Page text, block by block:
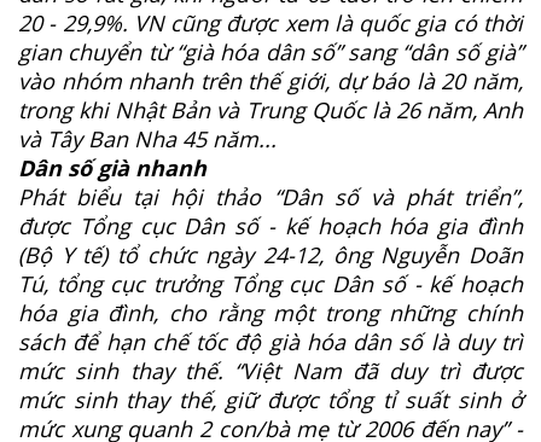
20 - 29,9%. VN cũng được xem là quốc gia có thời
gian chuyển từ “già hóa dân số” sang “dân số già”
vào nhóm nhanh trên thế giới, dự báo là 20 năm,
trong khi Nhật Bản và Trung Quốc là 26 năm, Anh
và Tây Ban Nha 45 năm...
Dân số già nhanh
Phát biểu tại hội thảo “Dân số và phát triển”,
được Tổng cục Dân số - kế hoạch hóa gia đình
(Bộ Y tế) tổ chức ngày 24-12, ông Nguyễn Doãn
Tú, tổng cục trưởng Tổng cục Dân số - kế hoạch
hóa gia đình, cho rằng một trong những chính
sách để hạn chế tốc độ già hóa dân số là duy trì
mức sinh thay thế. “Việt Nam đã duy trì được
mức sinh thay thế, giữ được tổng tỉ suất sinh ở
mức xung quanh 2 con/bà mẹ từ 2006 đến nay” -